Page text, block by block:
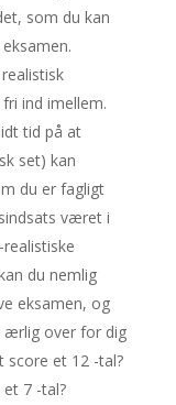
som du kan
ind imellem.
tid på at
set) kan
du er fagligt
været i
du nemlig
eksamen, og
ærlig over for dig
score et 12 -tal?
7 -tal?